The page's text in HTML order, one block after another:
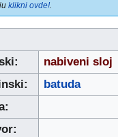
klikni ovde!
nabiveni sloj
batuda